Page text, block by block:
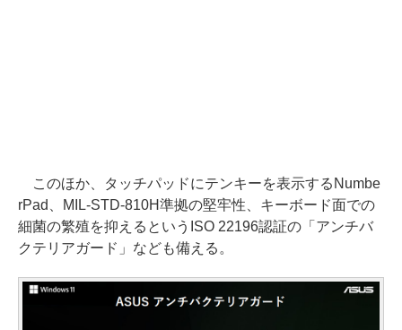
このほか、タッチパッドにテンキーを表示するNumbe
rPad、MIL-STD-810H準拠の堅牢性、キーボード面での
細菌の繁殖を抑えるというISO 22196認証の「アンチバ
クテリアガード」なども備える。